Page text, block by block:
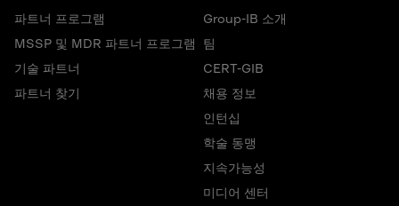
파트너 프로그램
MSSP 및 MDR 파트너 프로그램
기술 파트너
파트너 찾기
Group-IB 소개
팀
CERT-GIB
채용 정보
인턴십
학술 동맹
지속가능성
미디어 센터